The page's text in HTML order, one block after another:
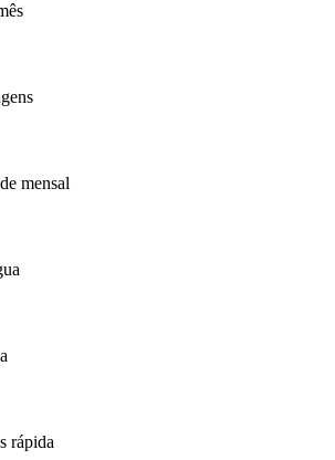
mensal
rápida